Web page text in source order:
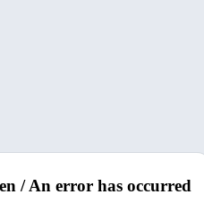
/ An error has occurred